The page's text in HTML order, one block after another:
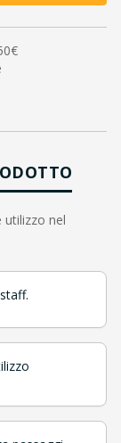
utilizzo nel